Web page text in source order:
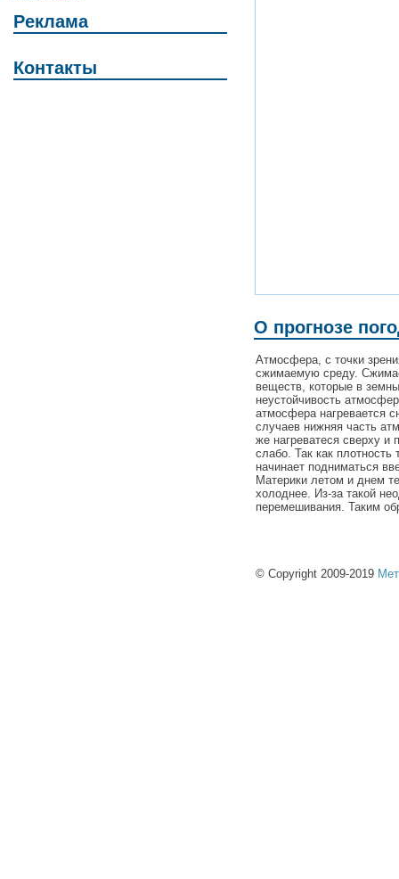
Реклама
Контакты
О прогнозе
Атмосфера, с точки
сжимаемую среду.
веществ, которые в
неустойчивость
атмосфера нагревается
случаев нижняя часть
же нагреватеся сверху и
слабо. Так как
начинает подниматься
Материки летом и днем
холоднее. Из-за такой
перемешивания. Таким
© Copyright 2009-2019